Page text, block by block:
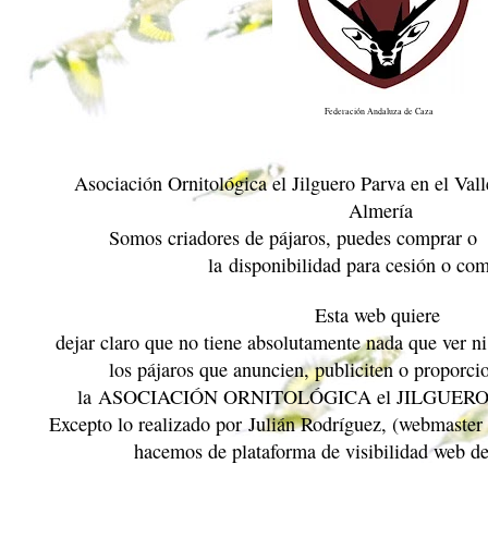
Federación Andaluza de Caza
Asociación Ornitológica el Jilguero Parva en el
Almería
Somos criadores de pájaros, puedes comprar
la disponibilidad para cesión o
Esta web quiere
dejar claro que no tiene absolutamente nada que ver
los pájaros que anuncien, publiciten o
la ASOCIACIÓN ORNITOLÓGICA el
Excepto lo realizado porJulián Rodríguez,
hacemos de plataforma de visibilidad web